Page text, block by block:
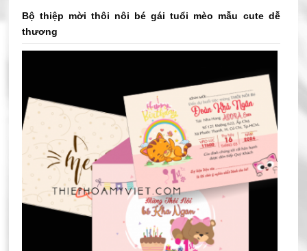
Bộ thiệp mời thôi nôi bé gái tuổi mèo mẫu cute dễ
thương